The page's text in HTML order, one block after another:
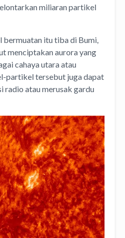
miliaran partikel
itu tiba di Bumi,
menciptakan aurora yang
cahaya utara atau
partikel tersebut juga dapat
radio atau merusak gardu